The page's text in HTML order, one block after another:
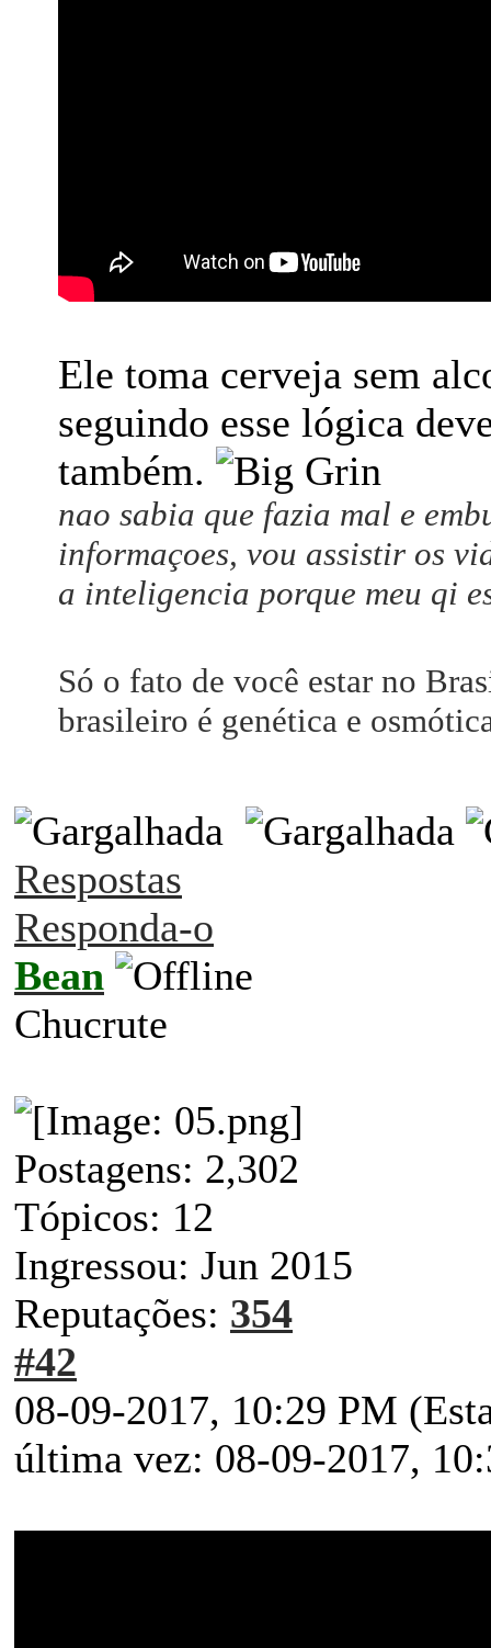
Ele toma cerveja sem
seguindo esse lógica
também.
nao sabia que fazia mal e
informaçoes, vou assistir os
a inteligencia porque meu qi
Só o fato de você estar no
brasileiro é genética e
Respostas
Responda-o
Bean
Chucrute
Postagens: 2,302
Tópicos: 12
Ingressou: Jun 2015
Reputações: 354
#42
08-09-2017, 10:29 PM
última vez: 08-09-2017,